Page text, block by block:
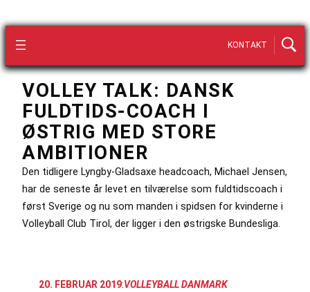
KONTAKT
VOLLEY TALK: DANSK
FULDTIDS-COACH I
ØSTRIG MED STORE
AMBITIONER
Den tidligere Lyngby-Gladsaxe headcoach, Michael Jensen,
har de seneste år levet en tilværelse som fuldtidscoach i
først Sverige og nu som manden i spidsen for kvinderne i
Volleyball Club Tirol, der ligger i den østrigske Bundesliga.
20. FEBRUAR 2019:VOLLEYBALL DANMARK